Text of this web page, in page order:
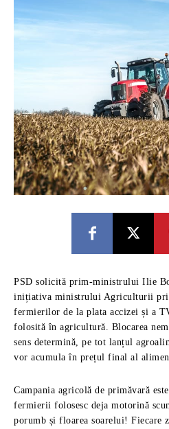
PSD solicită prim-ministrului Ilie
inițiativa ministrului Agriculturii
fermierilor de la plata accizei și a
folosită în agricultură. Blocarea
sens determină, pe tot lanțul
vor acumula în prețul final al
Campania agricolă de primăvară
fermierii folosesc deja motorină
porumb și floarea soarelui! Fiecare